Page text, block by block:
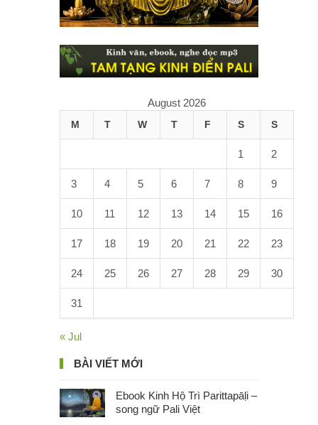
August 2026
M T W T F S S
1 2
3 4 5 6 7 8 9
10 11 12 13 14 15 16
17 18 19 20 21 22 23
24 25 26 27 28 29 30
31
« Jul
BÀI VIẾT MỚI
Ebook Kinh Hộ Trì Parittapāḷi –
song ngữ Pali Việt